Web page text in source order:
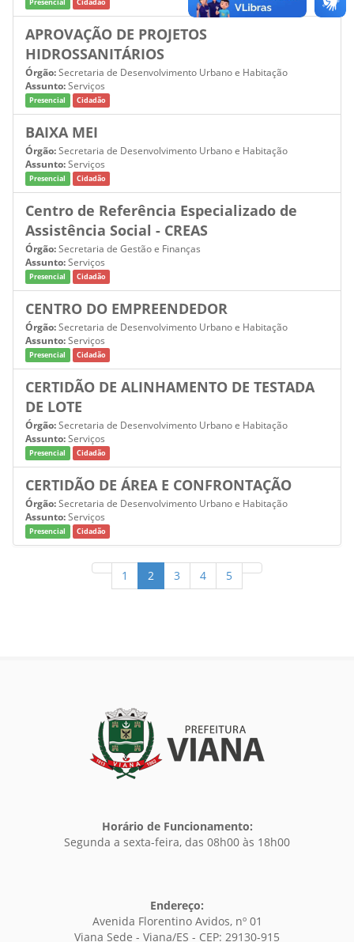
APROVAÇÃO DE PROJETOS
HIDROSSANITÁRIOS
Órgão:Secretaria de Desenvolvimento Urbano e Habitação
Assunto:Serviços
Presencial Cidadão
BAIXA MEI
Órgão:Secretaria de Desenvolvimento Urbano e Habitação
Assunto:Serviços
Presencial Cidadão
Centro de Referência Especializado de
Assistência Social - CREAS
Órgão:Secretaria de Gestão e Finanças
Assunto:Serviços
Presencial Cidadão
CENTRO DO EMPREENDEDOR
Órgão:Secretaria de Desenvolvimento Urbano e Habitação
Assunto:Serviços
Presencial Cidadão
CERTIDÃO DE ALINHAMENTO DE TESTADA
DE LOTE
Órgão:Secretaria de Desenvolvimento Urbano e Habitação
Assunto:Serviços
Presencial Cidadão
CERTIDÃO DE ÁREA E CONFRONTAÇÃO
Órgão:Secretaria de Desenvolvimento Urbano e Habitação
Assunto:Serviços
Presencial Cidadão
1 2 3 4 5
Horário de Funcionamento:
Segunda a sexta-feira, das 08h00 às 18h00
Endereço:
Avenida Florentino Avidos, nº 01
Viana Sede - Viana/ES - CEP: 29130-915